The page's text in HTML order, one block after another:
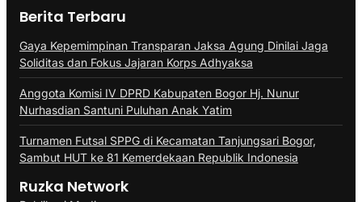
Berita Terbaru
Gaya Kepemimpinan Transparan Jaksa Agung Dinilai Jaga
Soliditas dan Fokus Jajaran Korps Adhyaksa
Anggota Komisi IV DPRD Kabupaten Bogor Hj. Nunur
Nurhasdian Santuni Puluhan Anak Yatim
Turnamen Futsal SPPG di Kecamatan Tanjungsari Bogor,
Sambut HUT ke 81 Kemerdekaan Republik Indonesia
Ruzka Network